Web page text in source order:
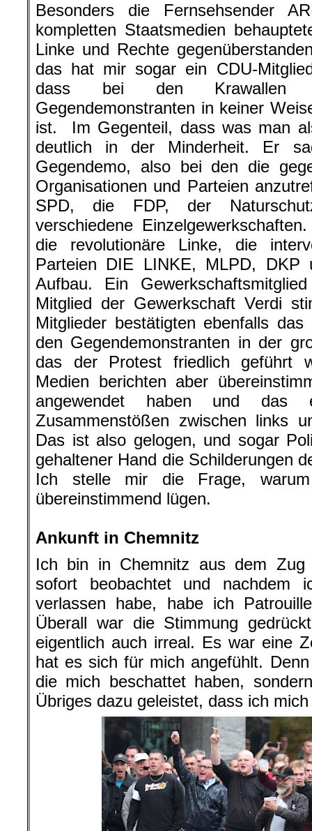
Besonders die Fernsehsender
kompletten Staatsmedien
Linke und Rechte
das hat mir sogar ein CDU-
dass bei den Krawallen
Gegendemonstranten in keiner
ist. Im Gegenteil, dass was man
deutlich in der Minderheit. Er
Gegendemo, also bei den die
Organisationen und Parteien
SPD, die FDP, der
verschiedene
die revolutionäre Linke, die
Parteien DIE LINKE, MLPD,
Aufbau. Ein
Mitglied der Gewerkschaft Verdi
Mitglieder bestätigten ebenfalls
den Gegendemonstranten in der
das der Protest friedlich geführt
Medien berichten aber
angewendet haben und
Zusammenstößen zwischen links
Das ist also gelogen, und sogar
gehaltener Hand die Schilderungen
Ich stelle mir die Frage,
übereinstimmend lügen.
Ankunft in Chemnitz
Ich bin in Chemnitz aus dem Zug
sofort beobachtet und nachdem
verlassen habe, habe ich
Überall war die Stimmung
eigentlich auch irreal. Es war eine
hat es sich für mich angefühlt.
die mich beschattet haben,
Übriges dazu geleistet, dass ich